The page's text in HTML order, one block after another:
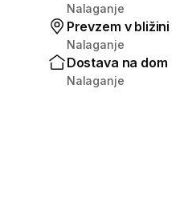
Nalaganje
Prevzem v bližini
Nalaganje
Dostava na dom
Nalaganje